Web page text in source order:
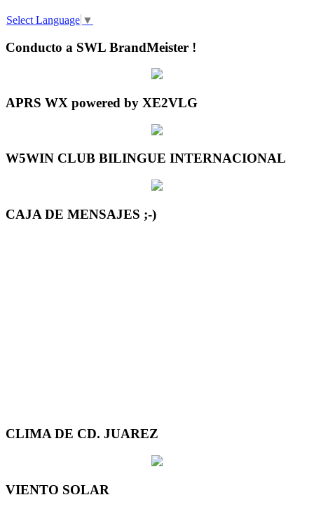
Select Language ▼
Conducto a SWL BrandMeister !
APRS WX powered by XE2VLG
W5WIN CLUB BILINGUE INTERNACIONAL
CAJA DE MENSAJES ;-)
CLIMA DE CD. JUAREZ
VIENTO SOLAR